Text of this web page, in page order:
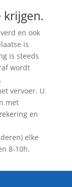
krijgen.
en ook
is
is steeds
wordt
vervoer. U
met
en
elke
8-10h.